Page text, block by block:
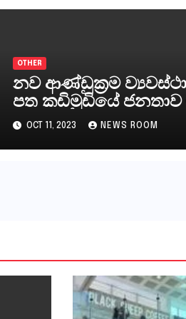
OTHER
නව ආණ්ඩුක්‍රම
පත කඩිමුඩියේ ජනතාව
කරන්නේ?
OCT 11, 2023 NEWS ROOM